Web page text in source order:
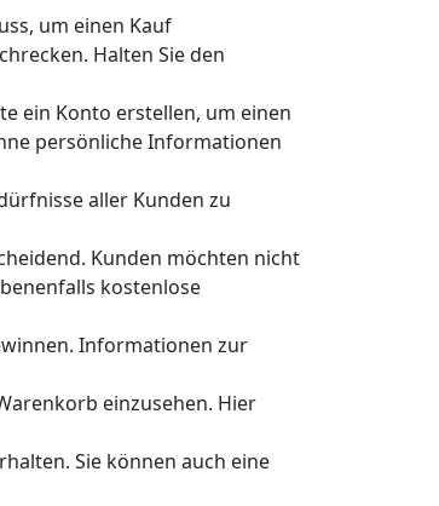
um einen Kauf
Halten Sie den
ein Konto erstellen, um einen
persönliche Informationen
aller Kunden zu
Kunden möchten nicht
kostenlose
Informationen zur
einzusehen. Hier
Sie können auch eine